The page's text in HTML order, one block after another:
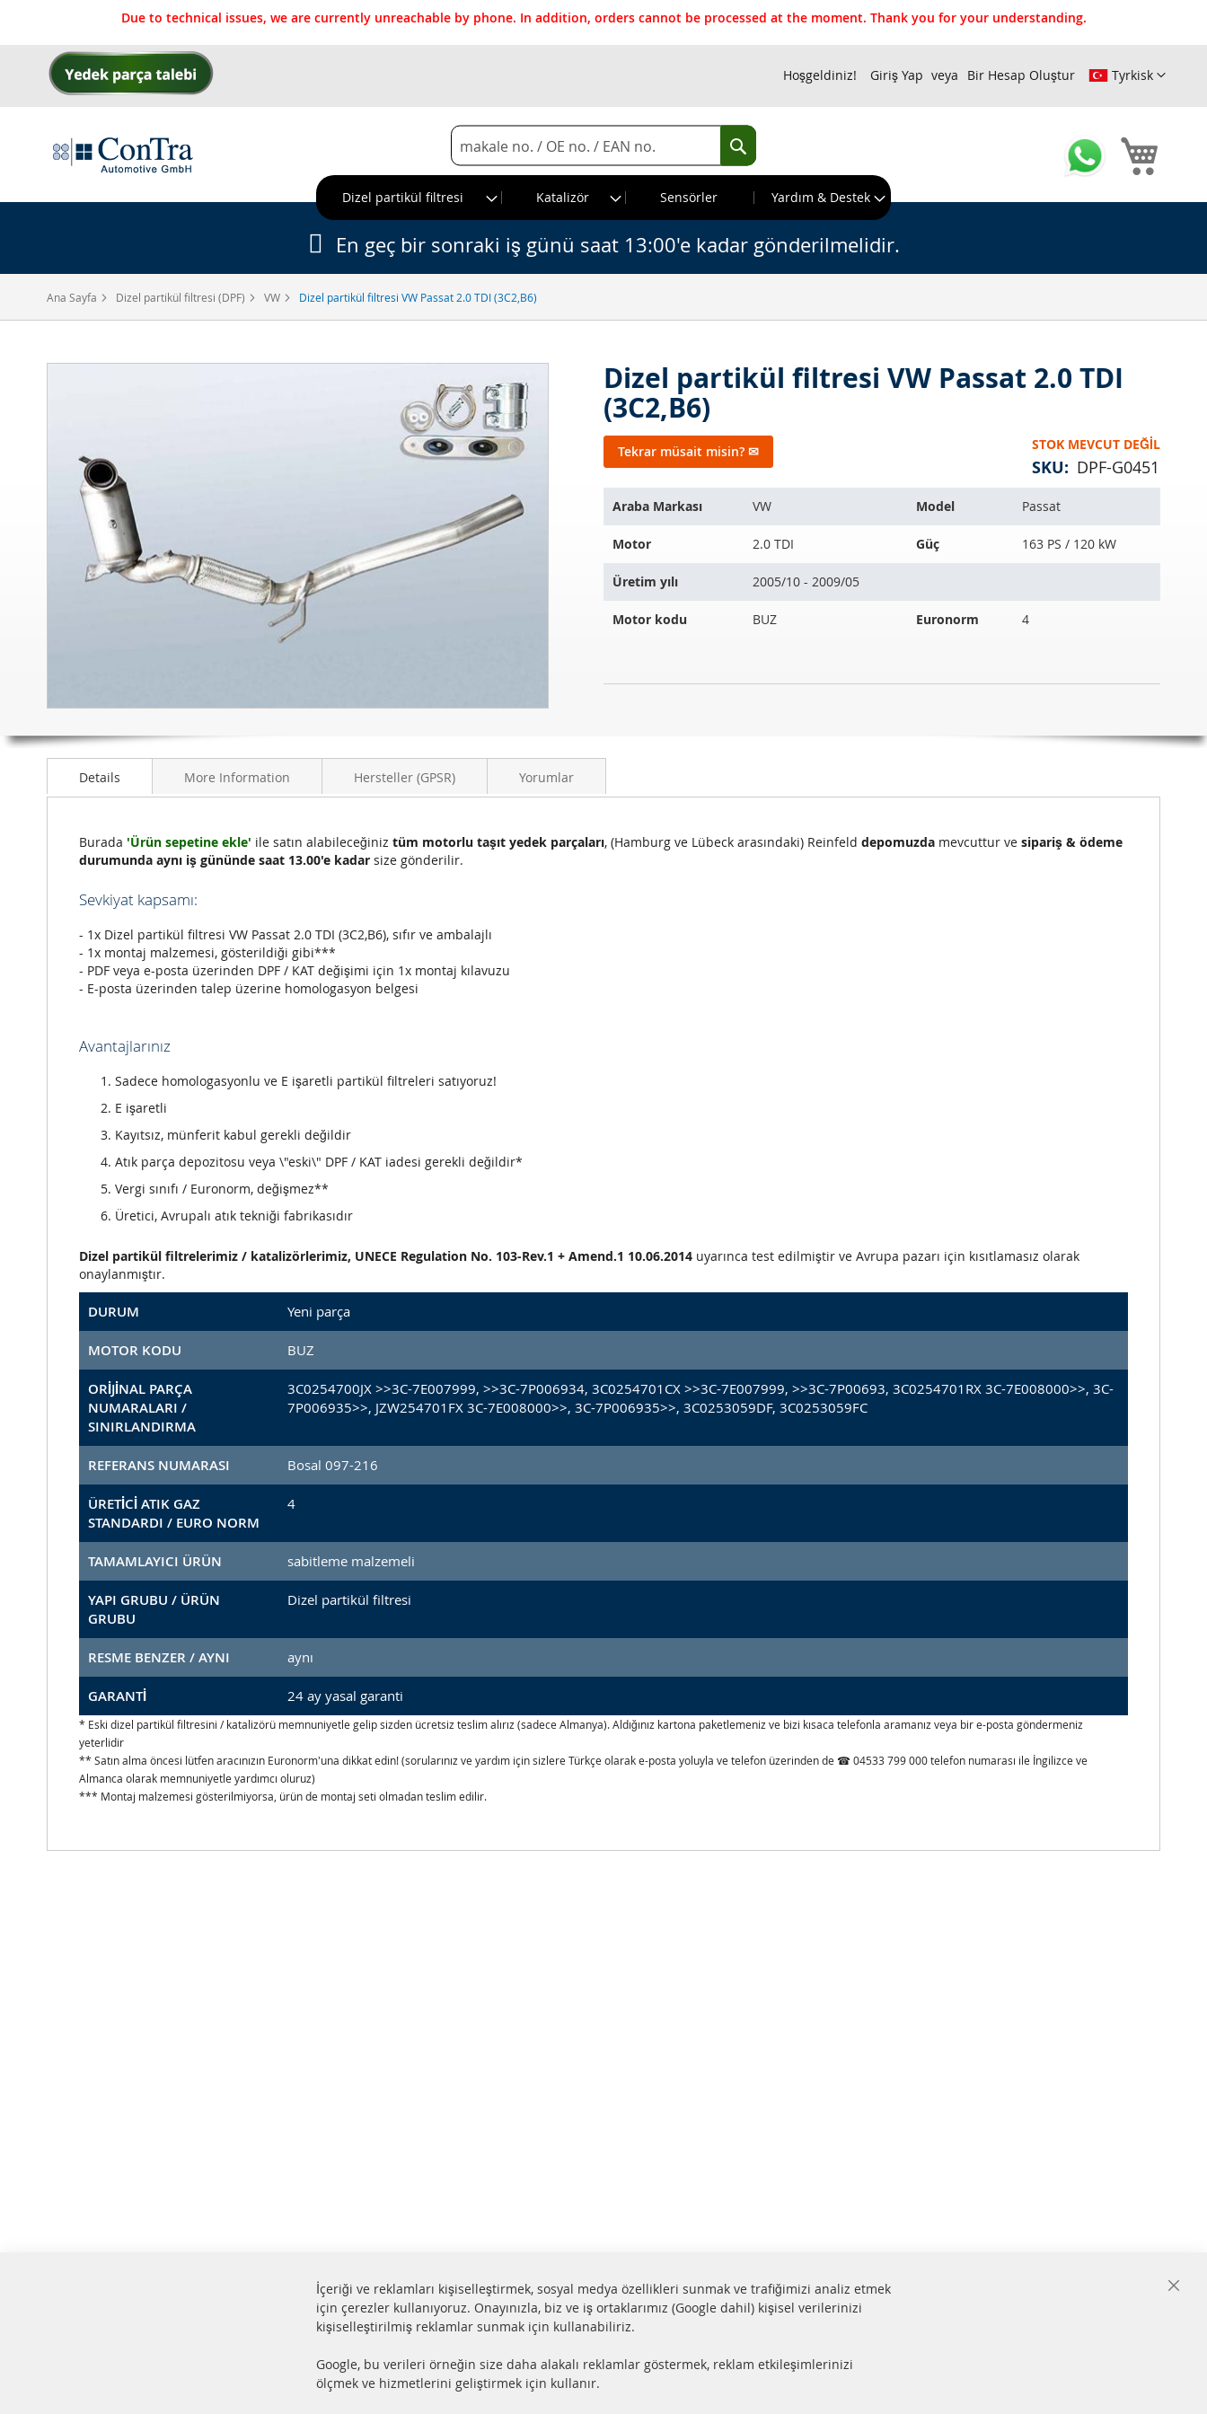
Due to technical issues, we are currently unreachable by phone. In addition, orders cannot be processed at the moment. Thank you for your understanding.
İçeriğe
Tyrkisk
Hoşgeldiniz! Giriş Yap Bir Hesap Oluştur
Search
Search
Dizel partikül filtresi
Katalizör Sensörler Yardım & Destek
Ana Sayfa Dizel partikül filtresi (DPF) VW Dizel partikül filtresi VW Passat 2.0 TDI (3C2,B6)
En geç bir sonraki iş günü saat 13:00'e kadar gönderilmelidir.
Dizel partikül filtresi VW Passat 2.0 TDI
(3C2,B6)
STOK MEVCUT DEĞIL
SKU DPF-G0451
Tekrar müsait misin? ✉
ürün
araçlara
Araba Markası VW Model Passat
Motor 2.0 TDI Güç 163 PS / 120 kW
Üretim yılı 2005/10 - 2009/05
Motor kodu BUZ Euronorm 4
VW
2.0
galerisinin
Details More Information Hersteller (GPSR) Yorumlar
Burada 'Ürün sepetine ekle' ile satın alabileceğiniz tüm motorlu taşıt yedek parçaları, (Hamburg ve Lübeck arasındaki) Reinfeld depomuzda mevcuttur ve sipariş & ödeme
durumunda aynı iş gününde saat 13.00'e kadar size gönderilir.
Sevkiyat kapsamı:
- 1x Dizel partikül filtresi VW Passat 2.0 TDI (3C2,B6), sıfır ve ambalajlı
- 1x montaj malzemesi, gösterildiği gibi***
- PDF veya e-posta üzerinden DPF / KAT değişimi için 1x montaj kılavuzu
- E-posta üzerinden talep üzerine homologasyon belgesi
Avantajlarınız
Sadece homologasyonlu ve E işaretli partikül filtreleri satıyoruz!
E işaretli
Kayıtsız, münferit kabul gerekli değildir
Atık parça depozitosu veya \"eski\" DPF / KAT iadesi gerekli değildir*
Vergi sınıfı / Euronorm, değişmez**
Üretici, Avrupalı atık tekniği fabrikasıdır
Dizel partikül filtrelerimiz / katalizörlerimiz, UNECE Regulation No. 103-Rev.1 + Amend.1 10.06.2014 uyarınca test edilmiştir ve Avrupa pazarı için kısıtlamasız olarak
onaylanmıştır.
DURUM Yeni parça
MOTOR KODU BUZ
ORİJİNAL PARÇA
NUMARALARI /
SINIRLANDIRMA
3C0254700JX >>3C-7E007999, >>3C-7P006934, 3C0254701CX >>3C-7E007999, >>3C-7P00693, 3C0254701RX 3C-7E008000>>, 3C-
7P006935>>, JZW254701FX 3C-7E008000>>, 3C-7P006935>>, 3C0253059DF, 3C0253059FC
REFERANS NUMARASI Bosal 097-216
ÜRETİCİ ATIK GAZ
STANDARDI / EURO NORM
4
TAMAMLAYICI ÜRÜN sabitleme malzemeli
YAPI GRUBU / ÜRÜN
GRUBU
Dizel partikül filtresi
RESME BENZER / AYNI aynı
GARANTİ 24 ay yasal garanti
* Eski dizel partikül filtresini / katalizörü memnuniyetle gelip sizden ücretsiz teslim alırız (sadece Almanya). Aldığınız kartona paketlemeniz ve bizi kısaca telefonla aramanız veya bir e-posta göndermeniz
yeterlidir
** Satın alma öncesi lütfen aracınızın Euronorm'una dikkat edin! (sorularınız ve yardım için sizlere Türkçe olarak e-posta yoluyla ve telefon üzerinden de ☎ 04533 799 000 telefon numarası ile İngilizce ve
Almanca olarak memnuniyetle yardımcı oluruz)
*** Montaj malzemesi gösterilmiyorsa, ürün de montaj seti olmadan teslim edilir.
24 saat içerisinde gönderim
Ürünler stokta bulunmaktadır
Tüm parçalar sertifikalı ve
e-mark ile homologe edilmiştir
Close
İçeriği ve reklamları kişiselleştirmek, sosyal medya özellikleri sunmak ve trafiğimizi analiz etmek
için çerezler kullanıyoruz. Onayınızla, biz ve iş ortaklarımız (Google dahil) kişisel verilerinizi
kişiselleştirilmiş reklamlar sunmak için kullanabiliriz.
Google, bu verileri örneğin size daha alakalı reklamlar göstermek, reklam etkileşimlerinizi
ölçmek ve hizmetlerini geliştirmek için kullanır.